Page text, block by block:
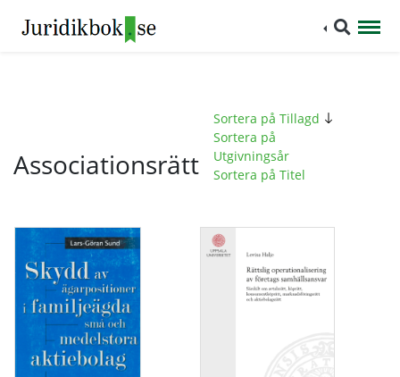
Associationsrätt
Sortera på Tillagd
Sortera på
Utgivningsår
Sortera på Titel